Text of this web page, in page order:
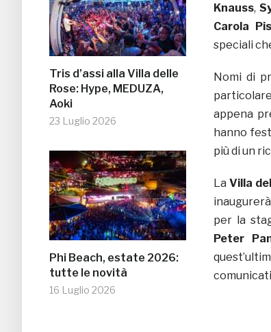
Tris d’assi alla Villa delle
Rose: Hype, MEDUZA,
Aoki
23 Luglio 2026
Phi Beach, estate 2026:
tutte le novità
16 Luglio 2026
Knauss,
Carola
speciali
Nomi di
appena
hanno
più di un
La Villa
per la
Peter